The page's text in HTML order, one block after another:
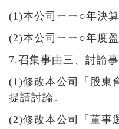
(1)本公司ㄧㄧ○年決算
(2)本公司ㄧㄧ○年度盈
7.召集事由三、討論
(1)修改本公司「股東
提請討論。
(2)修改本公司「董事